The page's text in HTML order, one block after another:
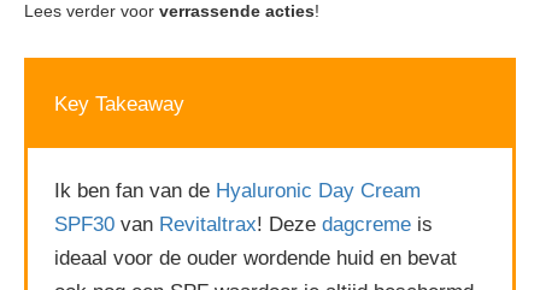
Lees verder voor verrassende acties!
Key Takeaway
Ik ben fan van de Hyaluronic Day Cream
SPF30 van Revitaltrax! Deze dagcreme is
ideaal voor de ouder wordende huid en bevat